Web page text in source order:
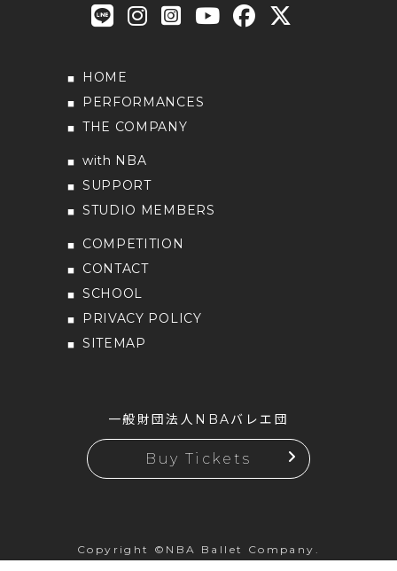
HOME
PERFORMANCES
THE COMPANY
with NBA
SUPPORT
STUDIO MEMBERS
COMPETITION
CONTACT
SCHOOL
PRIVACY POLICY
SITEMAP
一般財団法人NBAバレエ団
Buy Tickets
Copyright ©NBA Ballet Company.